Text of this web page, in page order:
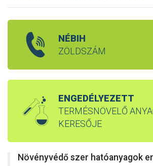
NÉBIH
ZÖLDSZÁM
ENGEDÉLYEZETT
TERMÉSNÖVELŐ
KERESŐJE
Növényvédő szer hatóanyagok